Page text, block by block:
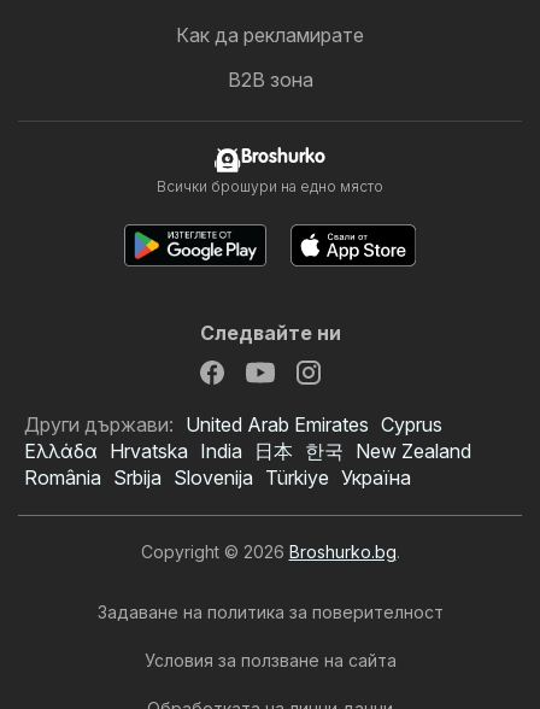
Как да рекламирате
B2B зона
Broshurko
Всички брошури на едно място
Следвайте ни
Други държави: United Arab Emirates Cyprus
Ελλάδα Hrvatska India 日本 한국 New Zealand
România Srbija Slovenija Türkiye Україна
Copyright © 2026 Broshurko.bg.
Задаване на политика за поверителност
Условия за ползване на сайта